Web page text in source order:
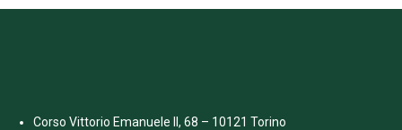
Corso Vittorio Emanuele II, 68 – 10121 Torino